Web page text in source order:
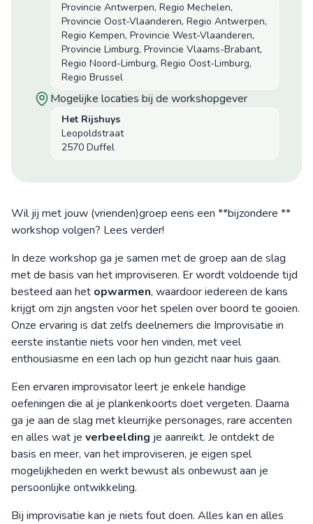
Provincie Antwerpen, Regio Mechelen,
Provincie Oost-Vlaanderen, Regio Antwerpen,
Regio Kempen, Provincie West-Vlaanderen,
Provincie Limburg, Provincie Vlaams-Brabant,
Regio Noord-Limburg, Regio Oost-Limburg,
Regio Brussel
mogelijke locaties bij de workshopgever
Het Rijshuys
Leopoldstraat
2570 Duffel
Wil jij met jouw (vrienden)groep eens een **bijzondere **
workshop volgen? Lees verder!
In deze workshop ga je samen met de groep aan de slag
met de basis van het improviseren. Er wordt voldoende tijd
besteed aan het opwarmen, waardoor iedereen de kans
krijgt om zijn angsten voor het spelen over boord te gooien.
Onze ervaring is dat zelfs deelnemers die Improvisatie in
eerste instantie niets voor hen vinden, met veel
enthousiasme en een lach op hun gezicht naar huis gaan.
Een ervaren improvisator leert je enkele handige
oefeningen die al je plankenkoorts doet vergeten. Daarna
ga je aan de slag met kleurrijke personages, rare accenten
en alles wat je verbeelding je aanreikt. Je ontdekt de
basis en meer, van het improviseren, je eigen spel
mogelijkheden en werkt bewust als onbewust aan je
persoonlijke ontwikkeling.
Bij improvisatie kan je niets fout doen. Alles kan en alles